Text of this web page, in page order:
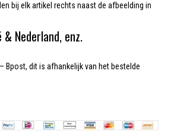
bij elk artikel rechts naast de afbeelding in
Nederland, enz.
Bpost, dit is afhankelijk van het bestelde